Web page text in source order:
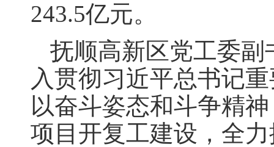
243.5亿元。
抚顺高新区党工委副
入贯彻习近平总书记
以奋斗姿态和斗争精
项目开复工建设，全